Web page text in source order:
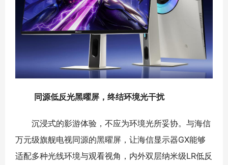
同源低反光黑曜屏，终结环境光干扰
沉浸式的影游体验，不应为环境光所妥协。与海信
万元级旗舰电视同源的黑曜屏，让海信显示器GX能够
适配多种光线环境与观看视角，内外双层纳米级LR低反